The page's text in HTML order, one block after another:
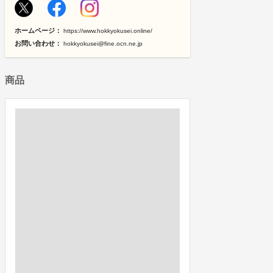
ホームページ： https://www.hokkyokusei.online/
お問い合わせ： hokkyokusei@fine.ocn.ne.jp
商品